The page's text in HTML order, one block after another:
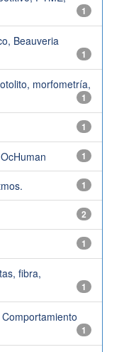
1
Beauveria
1
morfometría,
1
1
1
1
2
1
fibra,
1
1